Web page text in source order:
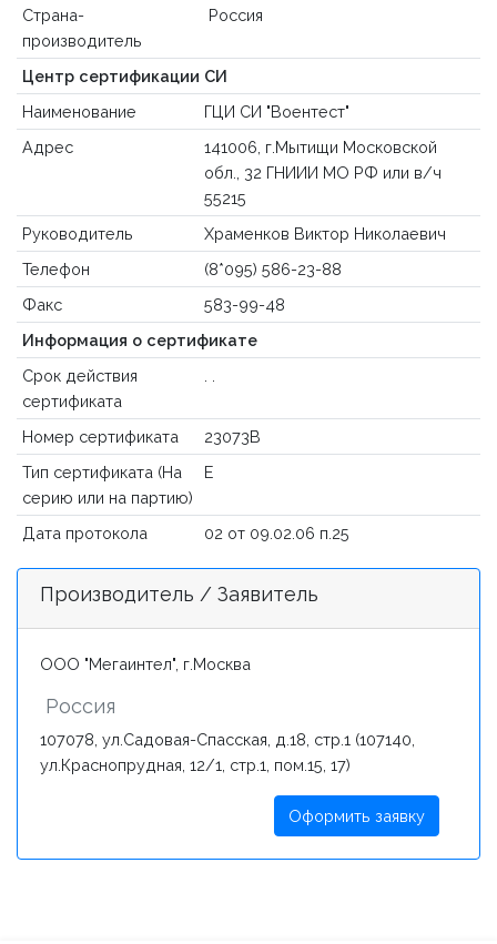
Страна-
производитель
Россия
Центр сертификации СИ
Наименование
ГЦИ СИ "Воентест"
Адрес
141006, г.Мытищи Московской
обл., 32 ГНИИИ МО РФ или в/ч
55215
Руководитель
Храменков Виктор Николаевич
Телефон
(8*095) 586-23-88
Факс
583-99-48
Информация о сертификате
Срок действия
сертификата
Номер сертификата
23073В
Тип сертификата (На
серию или на партию)
Е
Дата протокола 02 от 09.02.06 п.25
Производитель / Заявитель
ООО "Мегаинтел", г.Москва
Россия
107078, ул.Садовая-Спасская, д.18, стр.1 (107140,
ул.Краснопрудная, 12/1, стр.1, пом.15, 17)
Оформить заявку